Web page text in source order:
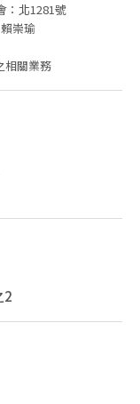
：北1281號
崇瑜
相關業務
2